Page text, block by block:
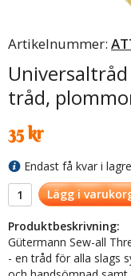
Artikelnummer:
tråd,
35 kr
Endast få kvar i
Lägg i
Produktbeskrivning:
Gütermann Sew-all
- en tråd för alla slags